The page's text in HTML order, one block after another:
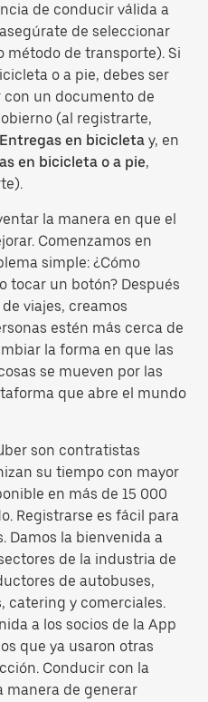
de conducir válida a
de seleccionar
método de transporte). Si
o a pie, debes ser
con un documento de
(al registrarte,
Entregas en bicicleta y, en
en bicicleta o a pie,
la manera en que el
Comenzamos en
simple: ¿Cómo
tocar un botón? Después
viajes, creamos
estén más cerca de
la forma en que las
se mueven por las
que abre el mundo
son contratistas
su tiempo con mayor
en más de 15 000
Registrarse es fácil para
Damos la bienvenida a
de la industria de
de autobuses,
catering y comerciales.
a los socios de la App
que ya usaron otras
Conducir con la
manera de generar